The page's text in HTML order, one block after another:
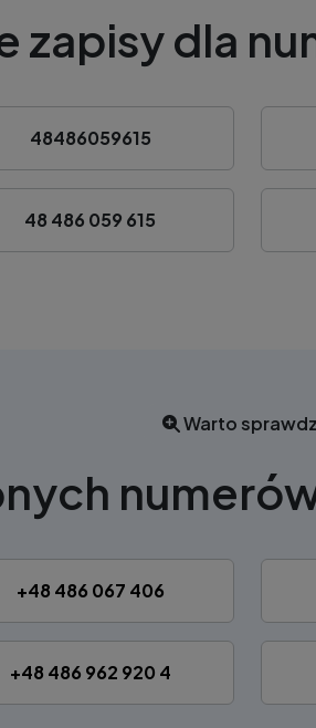
zapisy dla
48486059615
48 486 059 615
Warto
+48 486 067 406
+48 486 962 920 4